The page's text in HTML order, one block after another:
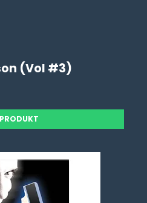
(Vol #3)